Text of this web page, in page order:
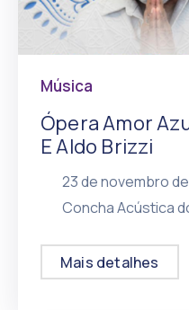
Música
Ópera Amor
E Aldo Brizzi
23 de novembro
Concha Acústica
Mais detalhes